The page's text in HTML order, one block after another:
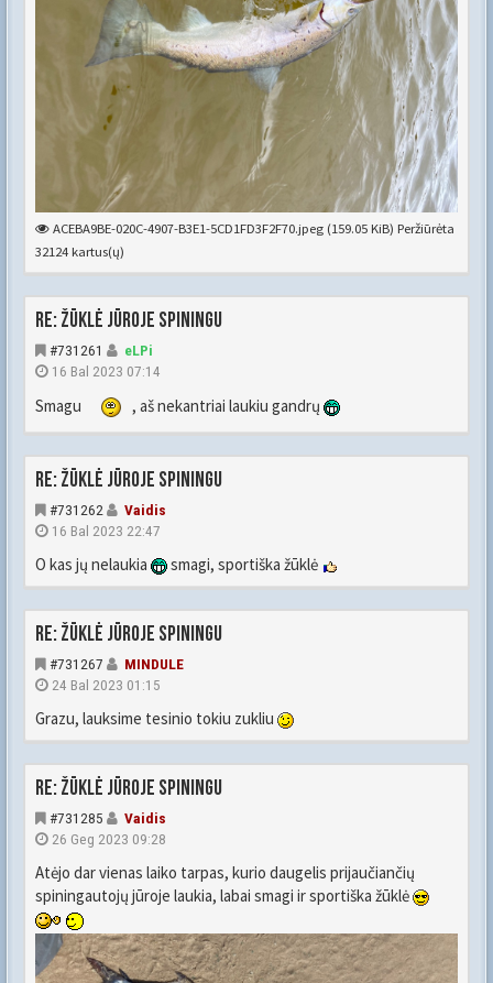
ACEBA9BE-020C-4907-B3E1-5CD1FD3F2F70.jpeg (159.05 KiB) Peržiūrėta
32124 kartus(ų)
Re: Žūklė jūroje spiningu
#731261
eLPi
16 Bal 2023 07:14
Smagu , aš nekantriai laukiu gandrų
Re: Žūklė jūroje spiningu
#731262
Vaidis
16 Bal 2023 22:47
O kas jų nelaukia smagi, sportiška žūklė
Re: Žūklė jūroje spiningu
#731267
MINDULE
24 Bal 2023 01:15
Grazu, lauksime tesinio tokiu zukliu
Re: Žūklė jūroje spiningu
#731285
Vaidis
26 Geg 2023 09:28
Atėjo dar vienas laiko tarpas, kurio daugelis prijaučiančių
spiningautojų jūroje laukia, labai smagi ir sportiška žūklė